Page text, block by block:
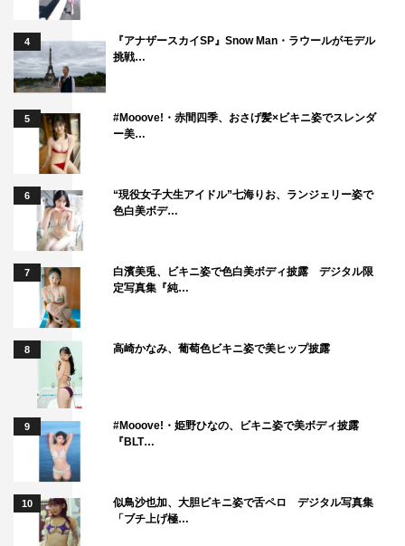
4
『アナザースカイSP』Snow Man・ラウールがモデル
挑戦…
5
#Mooove!・赤間四季、おさげ髪×ビキニ姿でスレンダ
ー美…
6
“現役女子大生アイドル”七海りお、ランジェリー姿で
色白美ボデ…
7
白濱美兎、ビキニ姿で色白美ボディ披露 デジタル限
定写真集『純…
8 高崎かなみ、葡萄色ビキニ姿で美ヒップ披露
9
#Mooove!・姫野ひなの、ビキニ姿で美ボディ披露
『BLT…
10
似鳥沙也加、大胆ビキニ姿で舌ペロ デジタル写真集
「ブチ上げ極…